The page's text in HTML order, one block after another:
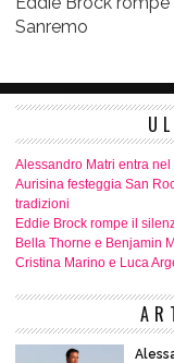
Sanremo
Alessandro Matri entra
Aurisina festeggia San
tradizioni
Eddie Brock rompe il
Bella Thorne e Benjamin
Cristina Marino e Luca